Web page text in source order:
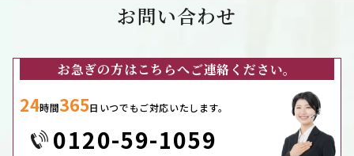
お問い合わせ
お急ぎの方はこちらへご連絡ください。
24時間365日いつでもご対応いたします。
0120-59-1059